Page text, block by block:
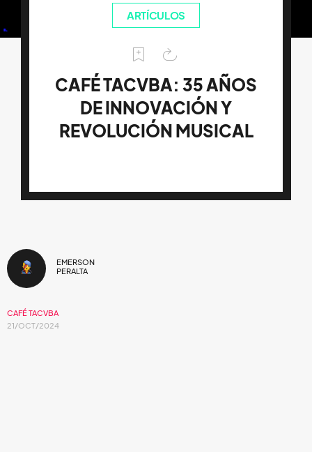
ARTÍCULOS
CAFÉ TACVBA: 35 AÑOS
DE INNOVACIÓN Y
REVOLUCIÓN MUSICAL
EMERSON
PERALTA
CAFÉ TACVBA
21/OCT/2024